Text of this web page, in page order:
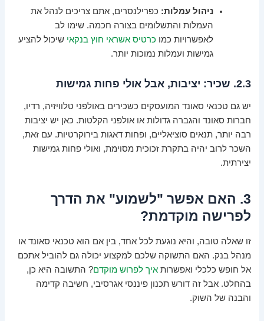
ניהול עמלות: כפרילנסרים, אתם צריכים לנהל את
העמלות והתשלומים בצורה חכמה. שימו לב
לאפשרויות כמו כרטיס אשראי חוץ בנקאי שיכול להציע
גמישות ועמלות נמוכות יותר.
2.3. שכיר: יציבות, אבל אולי פחות גמישות
יש גם טכנאי סאונד המועסקים כשכירים באולפני טלוויזיה, רדיו,
חברות סאונד והגברה גדולות או אולפני הקלטות. כאן יש יציבות
רבה יותר, תנאים סוציאליים, ופחות דאגות בירוקרטיות. עם זאת,
השכר לרוב יהיה בתקרת זכוכית מסוימת, ואולי פחות גמישות
יצירתית.
3. האם אפשר "לשמוע" את הדרך
לפרישה מוקדמת?
זו שאלה טובה, והיא נוגעת לכל אחד, בין אם הוא טכנאי סאונד או
מנהל בנק. האם התשוקה שלכם למקצוע יכולה גם להוביל אתכם
אל חופש כלכלי ואפשרותאיך לפרוש מוקדם? התשובה היא כן,
בהחלט. אבל זה דורש תכנון פיננסי אגרסיבי, חשיבה קדימה
והבנה של השוק.